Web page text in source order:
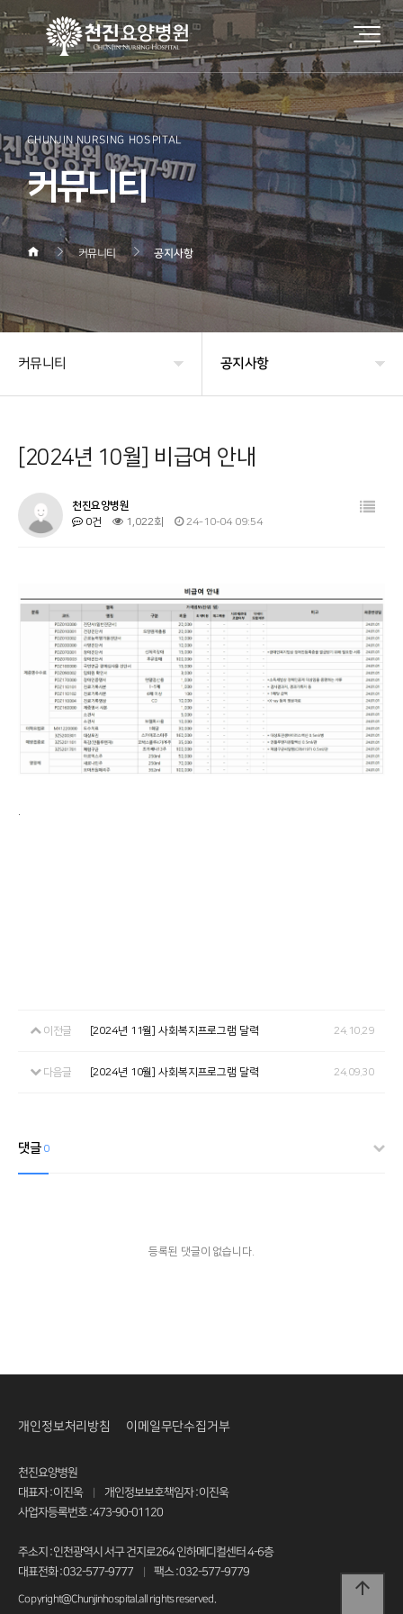
CHUNJIN NURSING HOSPITAL
커뮤니티
커뮤니티 공지사항
커뮤니티
시설 둘러보기
진료과목 안내
이용안내
기타
공지사항
금주의 식단
[2024년 10월] 비급여 안내
천진요양병원
0건
1,022회 24-10-04 09:54
이전글 [2024년 11월] 사회복지프로그램 달력 24.10.29
다음글 [2024년 10월] 사회복지프로그램 달력 24.09.30
댓글0
등록된 댓글이 없습니다.
천진요양병원
대표자 : 이진욱
개인정보보호책임자 : 이진욱
사업자등록번호 : 473-90-01120
주소지 : 인천광역시 서구 건지로264 인하메디컬센터 4-6층
대표전화 : 032-577-9777
팩스 : 032-577-9779
Copyright@Chunjinhospital.all rights reserved.
개인정보처리방침 이메일무단수집거부
arrow_upward